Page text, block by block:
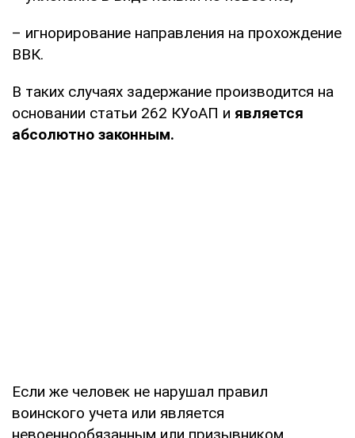
– игнорирование направления на прохождение
ВВК.
В таких случаях задержание производится на
основании статьи 262 КУоАП и является
абсолютно законным.
Если же человек не нарушал правил
воинского учета или является
невоеннообязанным или призывником,